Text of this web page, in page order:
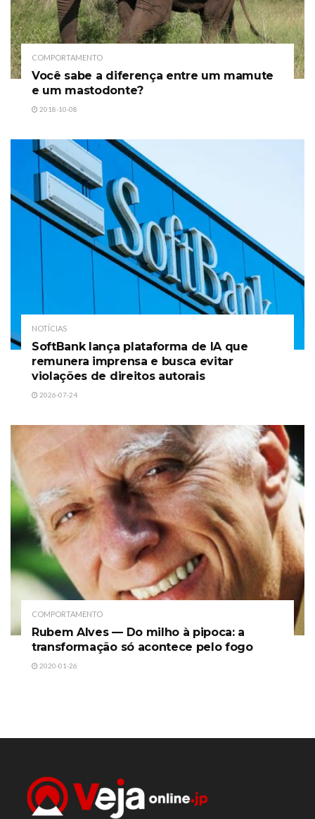
COMPORTAMENTO
Você sabe a diferença entre um mamute
e um mastodonte?
2018-10-08
NOTÍCIAS
SoftBank lança plataforma de IA que
remunera imprensa e busca evitar
violações de direitos autorais
2026-07-24
COMPORTAMENTO
Rubem Alves — Do milho à pipoca: a
transformação só acontece pelo fogo
2020-01-26